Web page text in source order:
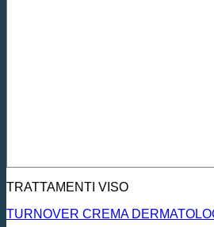
TRATTAMENTI VISO
TURNOVER CREMA